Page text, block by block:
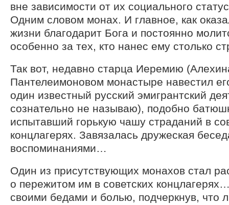
вне зависимости от их социального
Одним словом монах. И главное, как
жизни благодарит Бога и постоянно
особенно за тех, кто нанес ему столько
Так вот, недавно старца Иеремию
Пантелеимоновом монастыре навестил
один известный русский эмигрантский
сознательно не называю), подобно
испытавший горькую чашу страданий в
концлагерях. Завязалась дружеская
воспоминаниями…
Один из присутствующих монахов стал
о пережитом им в советских
своими бедами и болью, подчеркнув, что